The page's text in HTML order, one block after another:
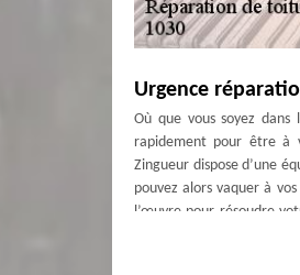
Urgence
Où que vous soyez
rapidement pour être à
Zingueur dispose d’une
pouvez alors vaquer à
l’œuvre pour résoudre